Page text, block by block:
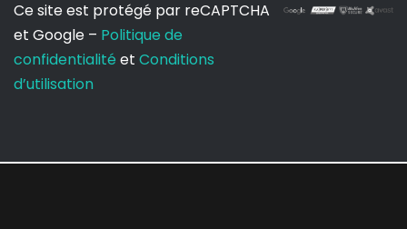
Ce site est protégé par reCAPTCHA
et Google – Politique de
confidentialité et Conditions
d’utilisation